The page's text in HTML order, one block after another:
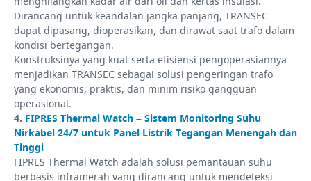
Dirancang untuk keandalan jangka panjang, TRANSEC
dapat dipasang, dioperasikan, dan dirawat saat trafo dalam
kondisi bertegangan.
Konstruksinya yang kuat serta efisiensi pengoperasiannya
menjadikan TRANSEC sebagai solusi pengeringan trafo
yang ekonomis, praktis, dan minim risiko gangguan
operasional.
4. FIPRES Thermal Watch – Sistem Monitoring Suhu
Nirkabel 24/7 untuk Panel Listrik Tegangan Menengah dan
Tinggi
FIPRES Thermal Watch adalah solusi pemantauan suhu
berbasis inframerah yang dirancang untuk mendeteksi